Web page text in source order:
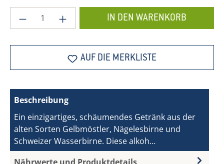
Produkt Anzahl: Gib den gewünschten
IN DEN WARENKORB
AUF DIE MERKLISTE
Beschreibung
Ein einzigartiges, schäumendes Getränk aus der
alten Sorten Gelbmöstler, Nägelesbirne und
Schweizer Wasserbirne. Diese alkoh…